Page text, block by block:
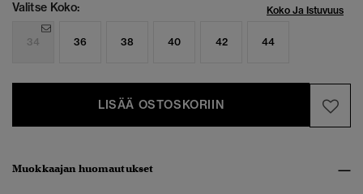
Valitse Koko: Koko Ja Istuvuus
34 36 38 40 42 44
LISÄÄ OSTOSKORIIN
Muokkaajan huomautukset